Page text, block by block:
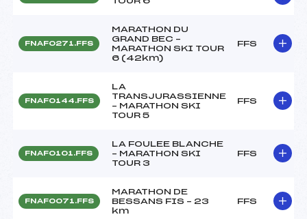
FNAF0271.FFS
MARATHON DU
GRAND BEC –
MARATHON SKI TOUR
6 (42km)
FFS
FNAF0144.FFS
LA
TRANSJURASSIENNE
– MARATHON SKI
TOUR 5
FFS
FNAF0101.FFS
LA FOULEE BLANCHE
– MARATHON SKI
TOUR 3
FFS
FNAF0071.FFS
MARATHON DE
BESSANS FIS – 23
km
FFS